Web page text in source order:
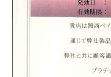
地域コミュニティ
リフォーム前の豆知識